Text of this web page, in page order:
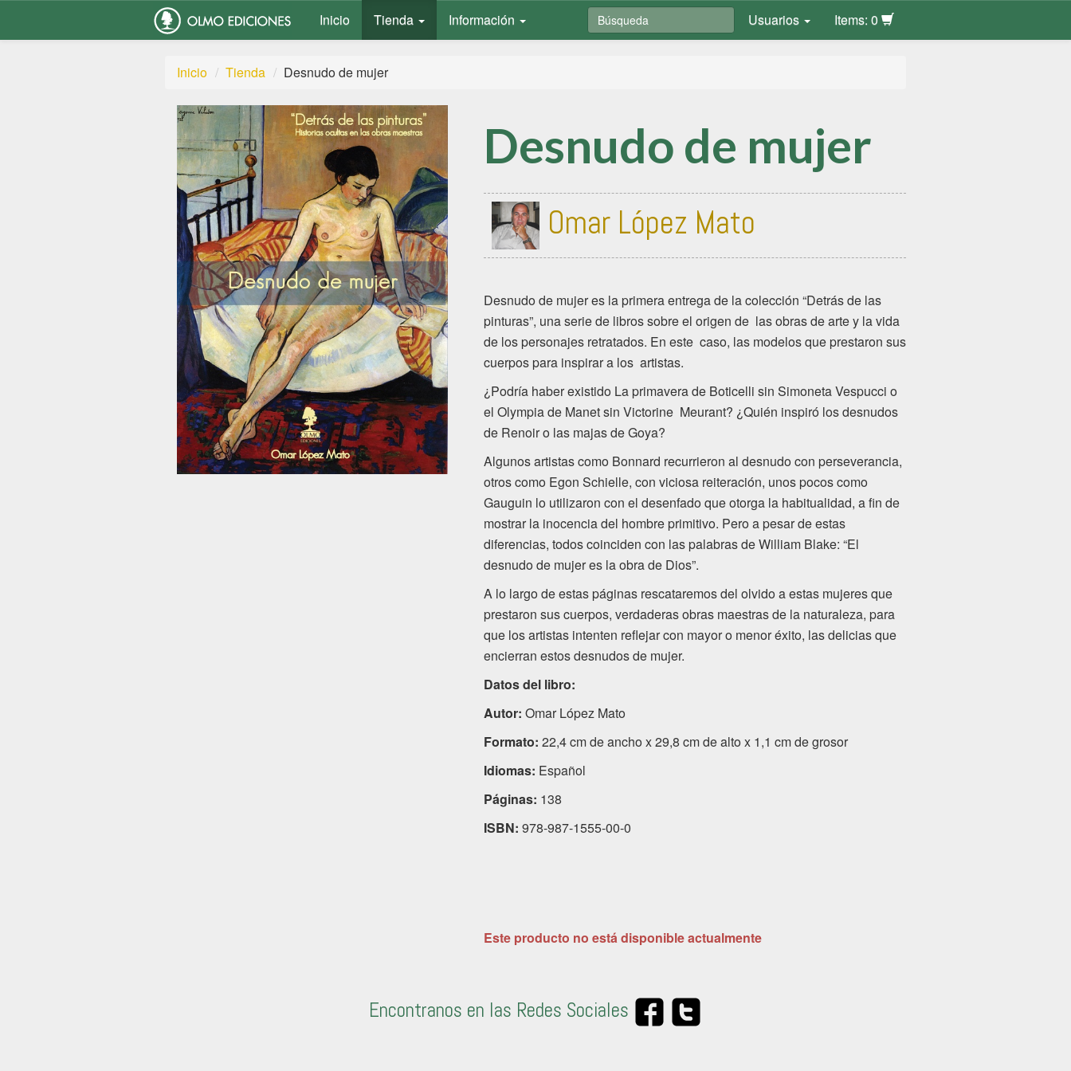
Usuarios Items: 0
Inicio Tienda Información
Inicio Tienda Desnudo de mujer
Desnudo de mujer
Omar López Mato
Desnudo de mujer es la primera entrega de la colección “Detrás de las
pinturas”, una serie de libros sobre el origen de las obras de arte y la vida
de los personajes retratados. En este caso, las modelos que prestaron sus
cuerpos para inspirar a los artistas.
¿Podría haber existido La primavera de Boticelli sin Simoneta Vespucci o
el Olympia de Manet sin Victorine Meurant? ¿Quién inspiró los desnudos
de Renoir o las majas de Goya?
Algunos artistas como Bonnard recurrieron al desnudo con perseverancia,
otros como Egon Schielle, con viciosa reiteración, unos pocos como
Gauguin lo utilizaron con el desenfado que otorga la habitualidad, a fin de
mostrar la inocencia del hombre primitivo. Pero a pesar de estas
diferencias, todos coinciden con las palabras de William Blake: “El
desnudo de mujer es la obra de Dios”.
A lo largo de estas páginas rescataremos del olvido a estas mujeres que
prestaron sus cuerpos, verdaderas obras maestras de la naturaleza, para
que los artistas intenten reflejar con mayor o menor éxito, las delicias que
encierran estos desnudos de mujer.
Datos del libro:
Autor: Omar López Mato
Formato: 22,4 cm de ancho x 29,8 cm de alto x 1,1 cm de grosor
Idiomas: Español
Páginas: 138
ISBN: 978-987-1555-00-0
Este producto no está disponible actualmente
Encontranos en las Redes Sociales